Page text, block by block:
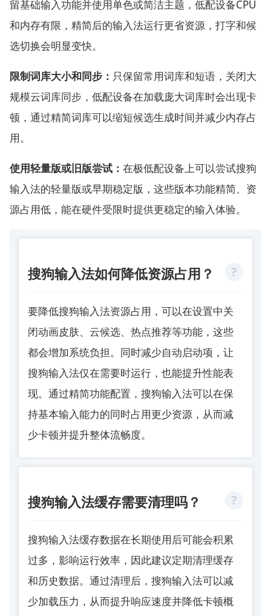
留基础输入功能并使用单色或简洁主题，低配设备CPU
和内存有限，精简后的输入法运行更省资源，打字和候
选切换会明显变快。
限制词库大小和同步： 只保留常用词库和短语，关闭大
规模云词库同步，低配设备在加载庞大词库时会出现卡
顿，通过精简词库可以缩短候选生成时间并减少内存占
用。
使用轻量版或旧版尝试： 在极低配设备上可以尝试搜狗
输入法的轻量版或早期稳定版，这些版本功能精简、资
源占用低，能在硬件受限时提供更稳定的输入体验。
搜狗输入法如何降低资源占用？
要降低搜狗输入法资源占用，可以在设置中关
闭动画皮肤、云候选、热点推荐等功能，这些
都会增加系统负担。同时减少自动启动项，让
搜狗输入法仅在需要时运行，也能提升性能表
现。通过精简功能配置，搜狗输入法可以在保
持基本输入能力的同时占用更少资源，从而减
少卡顿并提升整体流畅度。
搜狗输入法缓存需要清理吗？
搜狗输入法缓存数据在长期使用后可能会积累
过多，影响运行效率，因此建议定期清理缓存
和历史数据。通过清理后，搜狗输入法可以减
少加载压力，从而提升响应速度并降低卡顿概